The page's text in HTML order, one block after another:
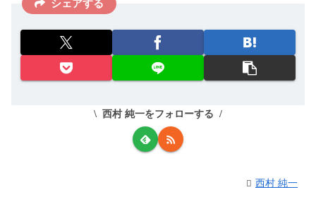
シェアする
西村 純一をフォローする
西村 純一